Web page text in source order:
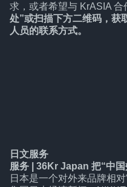
求，或者希望与 KrASIA 合
处”或扫描下方二维码，获
人员的联系方式。
日文服务
服务 | 36Kr Japan 把“中
日本是一个对外来品牌相